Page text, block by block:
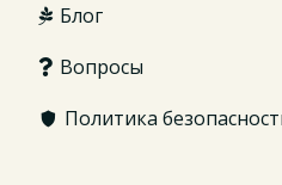
Блог
Вопросы
Политика